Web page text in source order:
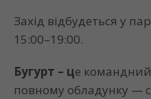
Захід відбудеться у
15:00–19:00.
Бугурт – це
повному обладунку —